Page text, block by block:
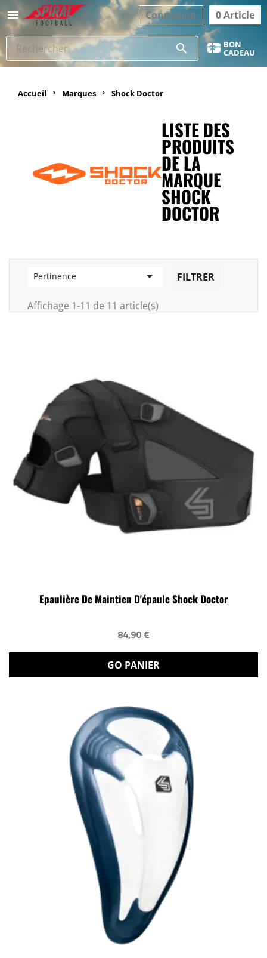
 0 Article
Connexion
search BON
CADEAU
Accueil Marques Shock Doctor
LISTE DES
PRODUITS
DE LA
MARQUE
SHOCK
DOCTOR
Pertinence  FILTRER
Affichage 1-11 de 11 article(s)
Epaulière De Maintien D'épaule Shock Doctor
84,90 €
GO PANIER